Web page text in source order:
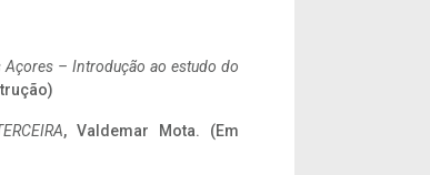
– Introdução ao estudo do
, Valdemar Mota. (Em